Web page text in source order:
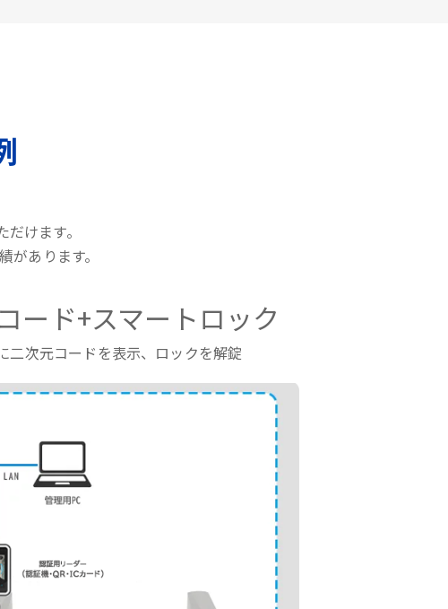
けます。
あります。
ード+スマートロック
二次元コードを表示、ロックを解錠